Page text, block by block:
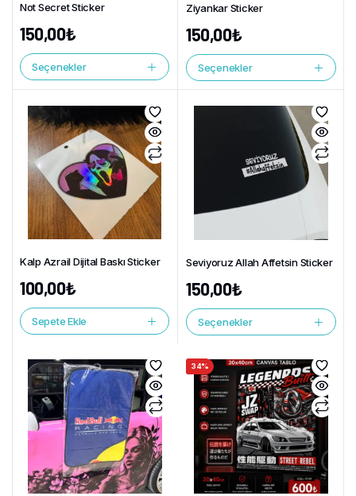
Not Secret Sticker
150,00₺
Seçenekler
Ziyankar Sticker
150,00₺
Seçenekler
Kalp Azrail Dijital Baskı Sticker
100,00₺
Sepete Ekle
Seviyoruz Allah Affetsin Sticker
150,00₺
Seçenekler
34%